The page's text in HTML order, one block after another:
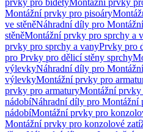
prvky pro bidetyMontážní prvky
Montážní prvky pro pisoáry
ve stěněNáhradní díly pro
stěněMontážní prvky pro sprchy a
prvky pro sprchy a vanyPrvky pro
pro Prvky pro dělicí stěny sprchy
výlevkyNáhradní díly pro
výlevkyMontážní prvky pro
prvky pro armaturyMontážní
nádobíNáhradní díly pro Montážní
nádobíMontážní prvky pro
Montážní prvky pro konzolové